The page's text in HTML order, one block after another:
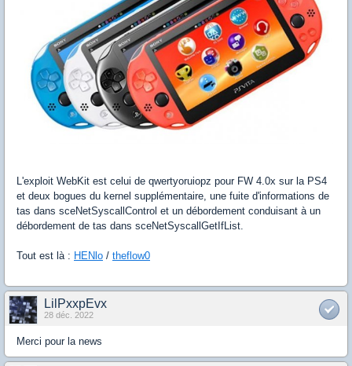
L'exploit WebKit est celui de qwertyoruiopz pour FW 4.0x sur la PS4
et deux bogues du kernel supplémentaire, une fuite d'informations de
tas dans sceNetSyscallControl et un débordement conduisant à un
débordement de tas dans sceNetSyscallGetIfList.
Tout est là : HENlo / theflow0
LilPxxpEvx
28 déc. 2022
Merci pour la news